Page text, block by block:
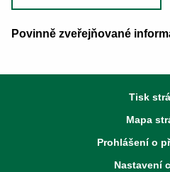
Povinně zveřejňované
Tisk
Mapa
Prohlášení o
Nastavení